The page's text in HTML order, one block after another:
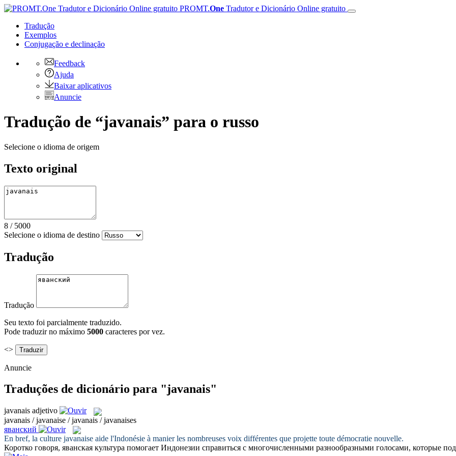
PROMT.One Tradutor e Dicionário Online gratuito
Tradução
Exemplos
Conjugação e declinação
Feedback
Ajuda
Baixar aplicativos
Anuncie
Tradução de “javanais” para o russo
Selecione o idioma de origem
Texto original
8 / 5000
Selecione o idioma de destino
Tradução
Tradução
Seu texto foi parcialmente traduzido.
Pode traduzir no máximo 5000 caracteres por vez.
<>
Anuncie
Traduções de dicionário para "javanais"
javanais adjetivo
javanais / javanaise / javanais / javanaises
яванский
En bref, la culture javanaise aide l'Indonésie à manier les nombreuses voix différentes que projette toute démocratie nouvelle.
Коротко говоря, яванская культура помогает Индонезии справиться с многочисленными разнообразными голосами, которые